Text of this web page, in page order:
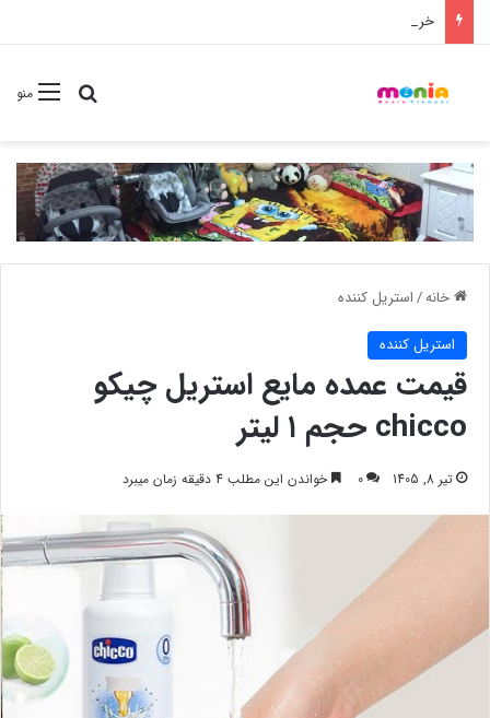
خرید شامپو سر و بدن 500 میل کودک موستلا
منوجستجو
خانه/استریل کننده
استریل کننده
قیمت عمده مایع استریل چیکو
chicco حجم ۱ لیتر
تیر 8, 1405 0 خواندن این مطلب 4 دقیقه زمان میبرد